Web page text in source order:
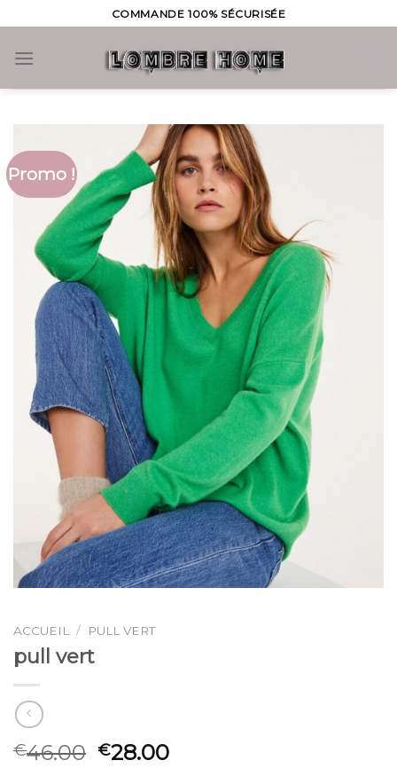
to
content
COMMANDE 100% SÉCURISÉE
Promo !
ACCUEIL / PULL VERT
pull vert
€46.00 €28.00